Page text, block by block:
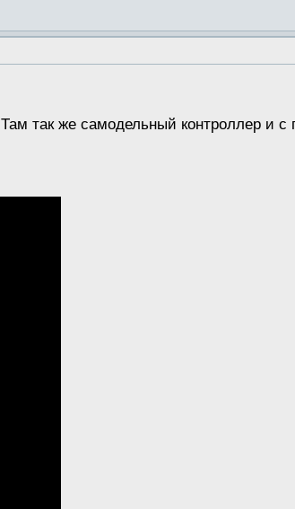
так же самодельный контроллер и